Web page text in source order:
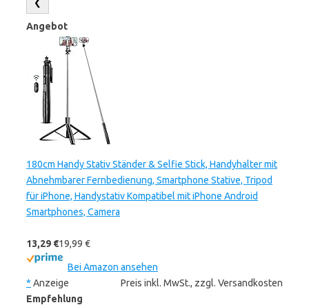
❮
Angebot
180cm Handy Stativ Ständer & Selfie Stick, Handyhalter mit
Abnehmbarer Fernbedienung, Smartphone Stative, Tripod
für iPhone, Handystativ Kompatibel mit iPhone Android
Smartphones, Camera
13,29 €19,99 €
Bei Amazon ansehen
* Anzeige
Preis inkl. MwSt., zzgl. Versandkosten
Empfehlung